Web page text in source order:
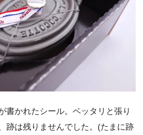
書かれたシール。ベッタリと張り
跡は残りませんでした。(たまに跡